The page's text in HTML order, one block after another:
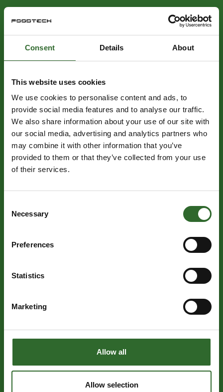
Consent Details About
This website uses cookies
We use cookies to personalise content and ads, to
provide social media features and to analyse our traffic.
We also share information about your use of our site with
our social media, advertising and analytics partners who
may combine it with other information that you’ve
provided to them or that they’ve collected from your use
of their services.
Selection
Necessary
Preferences
Statistics
Marketing
Allow all
Allow selection